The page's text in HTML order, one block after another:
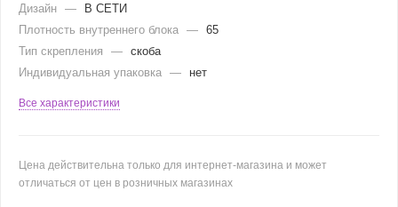
Дизайн —
В СЕТИ
Плотность внутреннего блока — 65
Тип скрепления
— скоба
Индивидуальная упаковка — нет
Все характеристики
Цена действительна только для интернет-магазина и может
отличаться от цен в розничных магазинах